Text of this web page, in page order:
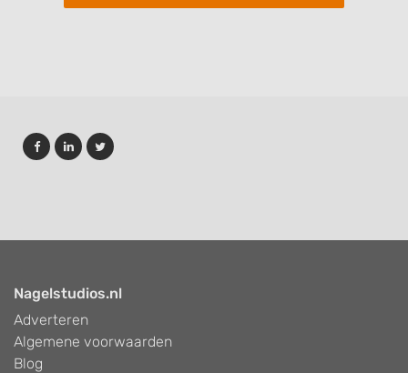
Nagelstudios.nl
Adverteren
Algemene voorwaarden
Blog